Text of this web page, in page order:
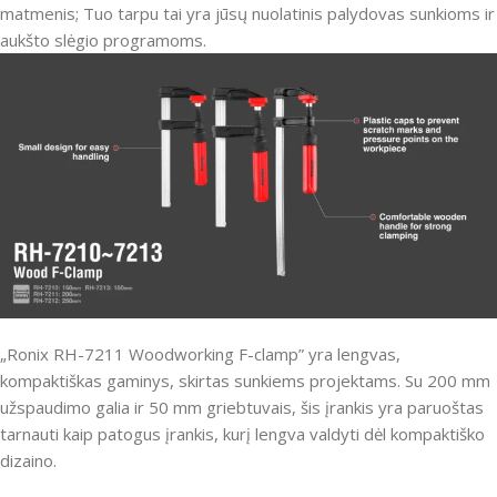
matmenis; Tuo tarpu tai yra jūsų nuolatinis palydovas sunkioms ir
aukšto slėgio programoms.
„Ronix RH-7211 Woodworking F-clamp” yra lengvas,
kompaktiškas gaminys, skirtas sunkiems projektams. Su 200 mm
užspaudimo galia ir 50 mm griebtuvais, šis įrankis yra paruoštas
tarnauti kaip patogus įrankis, kurį lengva valdyti dėl kompaktiško
dizaino.